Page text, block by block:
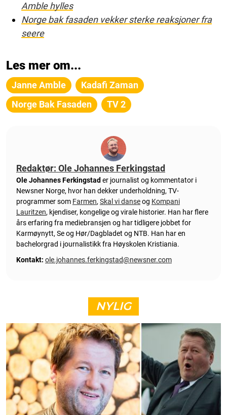
Amble hylles
Norge bak fasaden vekker sterke reaksjoner fra
seere
Les mer om...
Janne Amble
Kadafi Zaman
Norge Bak Fasaden
TV 2
Redaktør: Ole Johannes Ferkingstad
Ole Johannes Ferkingstad er journalist og kommentator i
Newsner Norge, hvor han dekker underholdning, TV-
programmer som Farmen, Skal vi danseog Kompani
Lauritzen, kjendiser, kongelige og virale historier. Han har flere
års erfaring fra mediebransjen og har tidligere jobbet for
Karmøynytt, Se og Hør/Dagbladet og NTB. Han har en
bachelorgrad i journalistikk fra Høyskolen Kristiania.
Kontakt: ole.johannes.ferkingstad@newsner.com
NYLIG